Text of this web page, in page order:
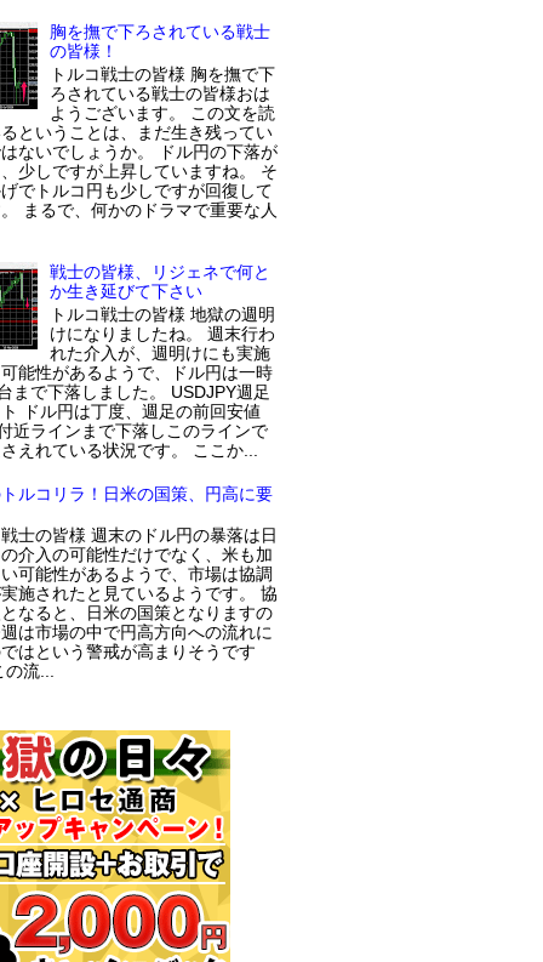
胸を撫で下ろされている戦士
の皆様！
トルコ戦士の皆様 胸を撫で下
ろされている戦士の皆様おは
ようございます。 この文を読
ということは、まだ生き残ってい
ないでしょうか。 ドル円の下落が
少しですが上昇していますね。 そ
でトルコ円も少しですが回復して
まるで、何かのドラマで重要な人
戦士の皆様、リジェネで何と
か生き延びて下さい
トルコ戦士の皆様 地獄の週明
けになりましたね。 週末行わ
れた介入が、週明けにも実施
能性があるようで、ドル円は一時
まで下落しました。 USDJPY週足
ドル円は丁度、週足の前回安値
近ラインまで下落しこのラインで
えれている状況です。 ここか...
ルコリラ！日米の国策、円高に要
士の皆様 週末のドル円の暴落は日
介入の可能性だけでなく、米も加
可能性があるようで、市場は協調
施されたと見ているようです。 協
なると、日米の国策となりますの
は市場の中で円高方向への流れに
はという警戒が高まりそうです
の流...